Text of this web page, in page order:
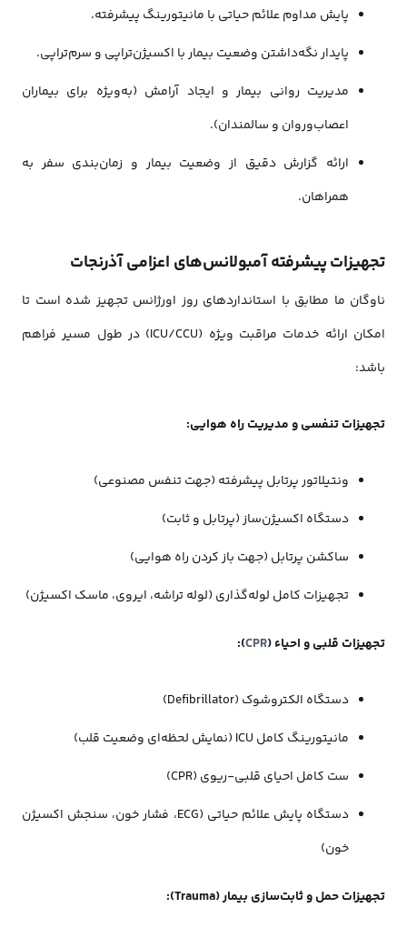
پایش مداوم علائم حیاتی با مانیتورینگ پیشرفته.
پایدار نگه‌داشتن وضعیت بیمار با اکسیژن‌تراپی و سرم‌تراپی.
مدیریت روانی بیمار و ایجاد آرامش (به‌ویژه برای بیماران
اعصاب‌وروان و سالمندان).
ارائه گزارش دقیق از وضعیت بیمار و زمان‌بندی سفر به
همراهان.
تجهیزات پیشرفته آمبولانس‌های اعزامی آذرنجات
ناوگان ما مطابق با استانداردهای روز اورژانس تجهیز شده‌ است تا
امکان ارائه خدمات مراقبت ویژه (ICU/CCU) در طول مسیر فراهم
باشد:
تجهیزات تنفسی و مدیریت راه هوایی:
ونتیلاتورپرتابل پیشرفته (جهت تنفس مصنوعی)
دستگاه اکسیژن‌ساز(پرتابل و ثابت)
ساکشن پرتابل (جهت باز کردن راه هوایی)
تجهیزات کامل لوله‌گذاری (لوله تراشه، ایروی، ماسک اکسیژن)
تجهیزات قلبی و احیاء (CPR
):
دستگاه الکتروشوک (Defibrillator)
مانیتورینگ کامل ICU (نمایش لحظه‌ای وضعیت قلب)
ست کامل احیای قلبی-ریوی (CPR)
دستگاه پایش علائم حیاتی (ECG، فشار خون، سنجش اکسیژن
خون)
تجهیزات حمل و ثابت‌سازی بیمار (Trauma):